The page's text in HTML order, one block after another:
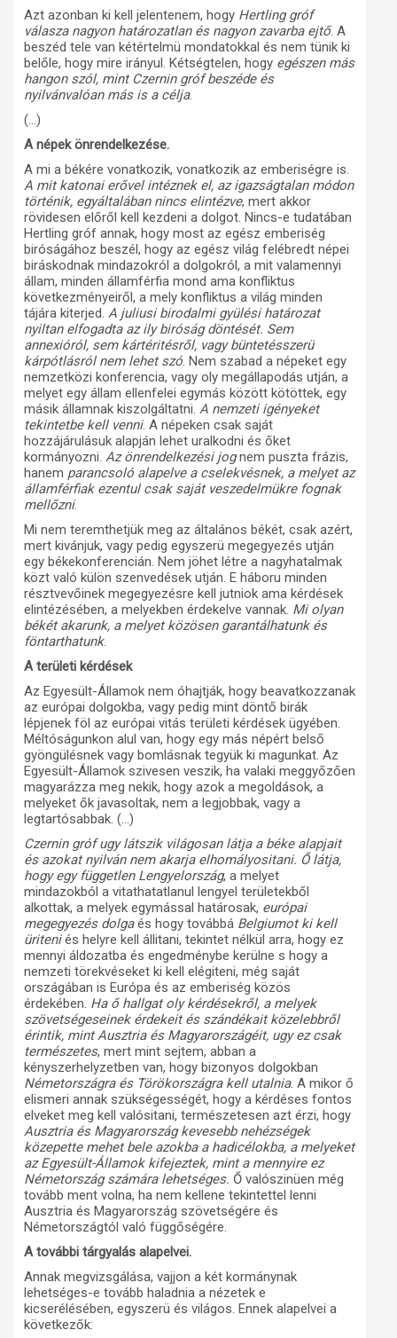
Azt azonban ki kell jelentenem, hogy Hertling gróf
válasza nagyon határozatlan és nagyon zavarba ejtő. A
beszéd tele van kétértelmü mondatokkal és nem tünik ki
belőle, hogy mire irányul. Kétségtelen, hogy egészen más
hangon szól, mint Czernin gróf beszéde és
nyilvánvalóan más is a célja.
(…)
A népek önrendelkezése.
A mi a békére vonatkozik, vonatkozik az emberiségre is.
A mit katonai erővel intéznek el, az igazságtalan módon
történik, egyáltalában nincs elintézve, mert akkor
rövidesen előről kell kezdeni a dolgot. Nincs-e tudatában
Hertling gróf annak, hogy most az egész emberiség
biróságához beszél, hogy az egész világ felébredt népei
biráskodnak mindazokról a dolgokról, a mit valamennyi
állam, minden államférfia mond ama konfliktus
következményeiről, a mely konfliktus a világ minden
tájára kiterjed. A juliusi birodalmi gyülési határozat
nyiltan elfogadta az ily biróság döntését. Sem
annexióról, sem kártéritésről, vagy büntetésszerü
kárpótlásról nem lehet szó. Nem szabad a népeket egy
nemzetközi konferencia, vagy oly megállapodás utján, a
melyet egy állam ellenfelei egymás között kötöttek, egy
másik államnak kiszolgáltatni. A nemzeti igényeket
tekintetbe kell venni. A népeken csak saját
hozzájárulásuk alapján lehet uralkodni és őket
kormányozni. Az önrendelkezési jognem puszta frázis,
hanem parancsoló alapelve a cselekvésnek, a melyet az
államférfiak ezentul csak saját veszedelmükre fognak
mellőzni.
Mi nem teremthetjük meg az általános békét, csak azért,
mert kivánjuk, vagy pedig egyszerü megegyezés utján
egy békekonferencián. Nem jöhet létre a nagyhatalmak
közt való külön szenvedések utján. E háboru minden
résztvevőinek megegyezésre kell jutniok ama kérdések
elintézésében, a melyekben érdekelve vannak. Mi olyan
békét akarunk, a melyet közösen garantálhatunk és
föntarthatunk.
A területi kérdések
Az Egyesült-Államok nem óhajtják, hogy beavatkozzanak
az európai dolgokba, vagy pedig mint döntő birák
lépjenek föl az európai vitás területi kérdések ügyében.
Méltóságunkon alul van, hogy egy más népért belső
gyöngülésnek vagy bomlásnak tegyük ki magunkat. Az
Egyesült-Államok szivesen veszik, ha valaki meggyőzően
magyarázza meg nekik, hogy azok a megoldások, a
melyeket ők javasoltak, nem a legjobbak, vagy a
legtartósabbak. (…)
Czernin gróf ugy látszik világosan látja a béke alapjait
és azokat nyilván nem akarja elhomályositani. Ő látja,
hogy egy független Lengyelország, a melyet
mindazokból a vitathatatlanul lengyel területekből
alkottak, a melyek egymással határosak, európai
megegyezés dolgaés hogy továbbá Belgiumot ki kell
üriteniés helyre kell állitani, tekintet nélkül arra, hogy ez
mennyi áldozatba és engedménybe kerülne s hogy a
nemzeti törekvéseket ki kell elégiteni, még saját
országában is Európa és az emberiség közös
érdekében. Ha ő hallgat oly kérdésekről, a melyek
szövetségeseinek érdekeit és szándékait közelebbről
érintik, mint Ausztria és Magyarországéit, ugy ez csak
természetes, mert mint sejtem, abban a
kényszerhelyzetben van, hogy bizonyos dolgokban
Németországra és Törökországra kell utalnia. A mikor ő
elismeri annak szükségességét, hogy a kérdéses fontos
elveket meg kell valósitani, természetesen azt érzi, hogy
Ausztria és Magyarország kevesebb nehézségek
közepette mehet bele azokba a hadicélokba, a melyeket
az Egyesült-Államok kifejeztek, mint a mennyire ez
Németország számára lehetséges. Ő valószinüen még
tovább ment volna, ha nem kellene tekintettel lenni
Ausztria és Magyarország szövetségére és
Németországtól való függőségére.
A további tárgyalás alapelvei.
Annak megvizsgálása, vajjon a két kormánynak
lehetséges-e tovább haladnia a nézetek e
kicserélésében, egyszerü és világos. Ennek alapelvei a
következők: